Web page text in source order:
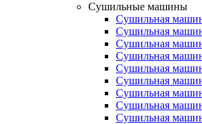
Сушильные машины
Сушильная
Сушильная
Сушильная
Сушильная
Сушильная
Сушильная
Сушильная
Сушильная
Сушильная